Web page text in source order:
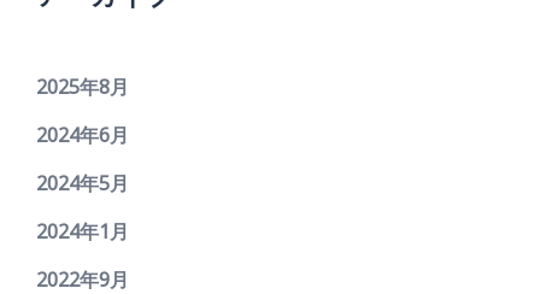
2025年8月
2024年6月
2024年5月
2024年1月
2022年9月